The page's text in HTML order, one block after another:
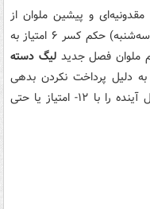
و پیشین ملوان از
ابن باشگاه به خاطر بدهی‌های خود، امروز (سه‌شنبه) حکم کسر ۶ امتیاز به
ملوان فصل جدید لیگ دسته
هرچند به دلیل پرداخت نکردن بدهی
، ملوانان شاید فصل آینده را با ۱۲- امتیاز یا حتی